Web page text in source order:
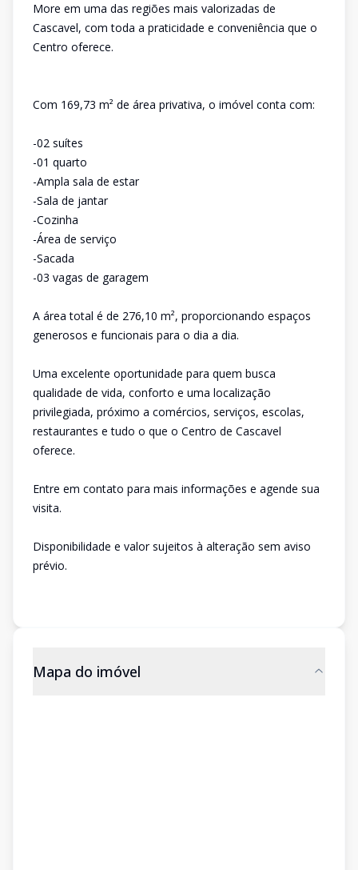
More em uma das regiões mais valorizadas de
Cascavel, com toda a praticidade e conveniência que o
Centro oferece.
Com 169,73 m² de área privativa, o imóvel conta com:
-02 suítes
-01 quarto
-Ampla sala de estar
-Sala de jantar
-Cozinha
-Área de serviço
-Sacada
-03 vagas de garagem
A área total é de 276,10 m², proporcionando espaços
generosos e funcionais para o dia a dia.
Uma excelente oportunidade para quem busca
qualidade de vida, conforto e uma localização
privilegiada, próximo a comércios, serviços, escolas,
restaurantes e tudo o que o Centro de Cascavel
oferece.
Entre em contato para mais informações e agende sua
visita.
Disponibilidade e valor sujeitos à alteração sem aviso
prévio.
Mapa do imóvel